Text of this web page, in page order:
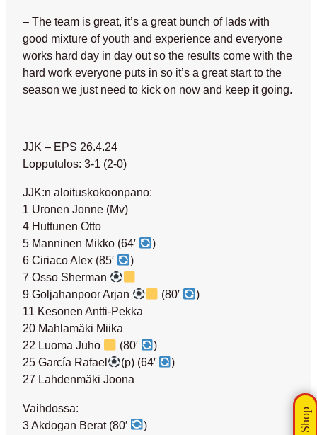
– The team is great, it’s a great bunch of lads with
good mixture of youth and experience and everyone
works hard day in day out so the results come with the
hard work everyone puts in so it’s a great start to the
season we just need to kick on now and keep it going.
JJK – EPS 26.4.24
Lopputulos: 3-1 (2-0)
JJK:n aloituskokoonpano:
1 Uronen Jonne (Mv)
4 Huttunen Otto
5 Manninen Mikko (64′
)
6 Ciriaco Alex (85′
)
7 Osso Sherman
9 Goljahanpoor Arjan
(80′
)
11 Kesonen Antti-Pekka
20 Mahlamäki Miika
22 Luoma Juho
(80′
)
25 García Rafael
(p) (64′
)
27 Lahdenmäki Joona
Vaihdossa:
3 Akdogan Berat (80′
)